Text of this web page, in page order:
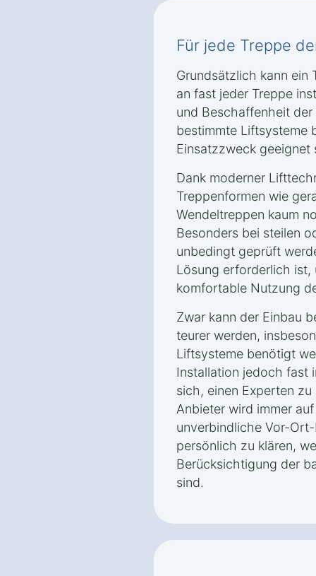
Für jede Treppe
Grundsätzlich kann ein
an fast jeder Treppe
und Beschaffenheit
bestimmte Liftsysteme
Einsatzzweck geeignet
Dank moderner
Treppenformen wie
Wendeltreppen kaum
Besonders bei steilen
unbedingt geprüft
Lösung erforderlich ist,
komfortable Nutzung
Zwar kann der Einbau
teurer werden,
Liftsysteme benötigt
Installation jedoch fast
sich, einen Experten
Anbieter wird immer
unverbindliche Vor-
persönlich zu klären,
Berücksichtigung der
sind.